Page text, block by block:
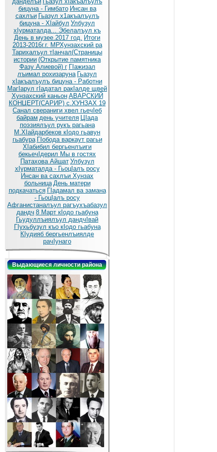
бицуна - Гимбато Инсан ва
сахлъи Гьазул х1акъалъулъ
бицуна - ХIайбул Улбузул
хIурматалда... Эбелалъул къ
День в музее.2017 год. Итоги
2013-2016г.г. МРХунзахский ра
Тарихалъул тIанчал(Страницы
истории (Открытие памятника
Фазу Алиевой) г ГIажизал
лъимал рохизаруна Гьазул
хIакъалъулъ бицуна - Работни
МагIарул гIадатал ракIалде щвей
Хунзахский каньон АВАРСКИЙ
КОНЦЕРТ(САРИР) с.ХУНЗАХ 19
Санал свераниги хвел гьечIеб
байрам день учителя ЦIада
поэзиялъул рукъ рагьана
М.ХIайдарбеков кIодо гьавун
гьабура ГIобода варкаут рагьи
ХIабибил бергьенлъиги
бекьечIдерил Мы в гостях
Патахова Айшат Улбузул
хIурматалда - ГьоцIалъ росу
Инсан ва сахлъи Хунзах
больница День матери
подкачаться ГIадамал ва замана
- ГьоцIалъ росу
Афганистаналъул рагъухъабазул
дандч 8 Март кIодо гьабуна
Гьудуллъиялъул дандчIвай
ГIухьбузул къо кIодо гьабуна
КIудияб бергьенлъиялде
рачIунаго
Выдающиеся личности района